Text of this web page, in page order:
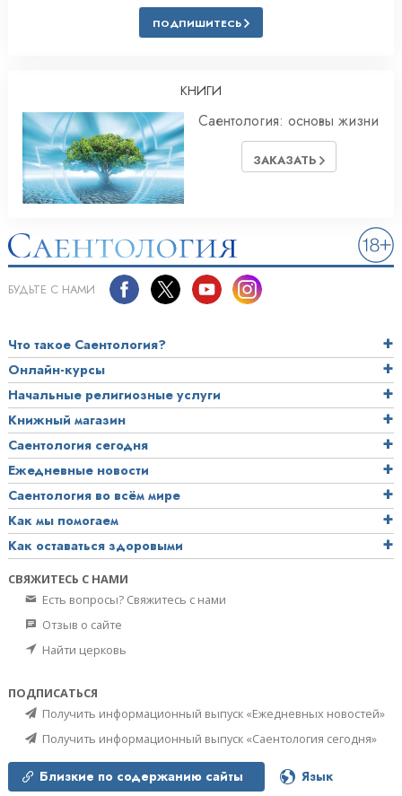
ПОДПИШИТЕСЬ
КНИГИ
Саентология: основы жизни
ЗАКАЗАТЬ
БУДЬТЕ С НАМИ
Что такое Саентология?
Онлайн-курсы
Начальные религиозные услуги
Книжный магазин
Саентология сегодня
Ежедневные новости
Саентология во всём мире
Как мы помогаем
Как оставаться здоровыми
СВЯЖИТЕСЬ С НАМИ
Есть вопросы? Свяжитесь с нами
Отзыв о сайте
Найти церковь
ПОДПИСАТЬСЯ
Получить информационный выпуск «Ежедневных новостей»
Получить информационный выпуск «Саентология сегодня»
Близкие по содержанию сайты Язык